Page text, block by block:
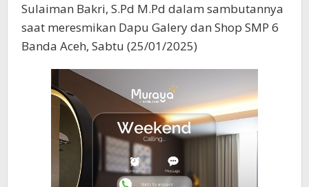
Sulaiman Bakri, S.Pd M.Pd dalam sambutannya
saat meresmikan Dapu Galery dan Shop SMP 6
Banda Aceh, Sabtu (25/01/2025)